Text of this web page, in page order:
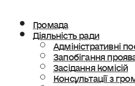
Громада
Діяльність ради
Адміністративні
Запобігання
Засідання комісій
Консультації з